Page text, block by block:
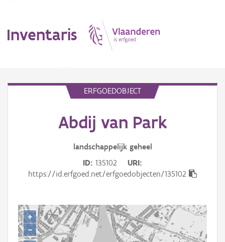
Inventaris
Gebeurtenis
Persoon of collectief
ERFGOEDOBJECT
Abdij van Park
landschappelijk geheel
ID 135102
URI
https://id.erfgoed.net/erfgoedobjecten/135102
+
−